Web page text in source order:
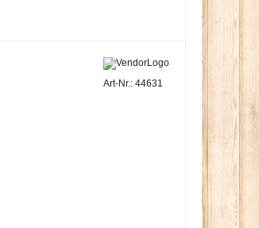
Art-Nr.: 44631